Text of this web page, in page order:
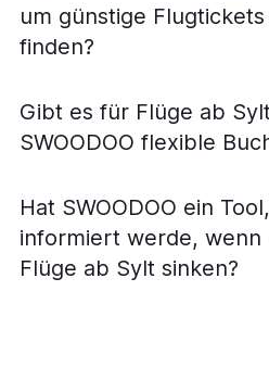
um günstige
finden?
Gibt es für Flüge ab
SWOODOO flexible
Hat SWOODOO ein
informiert werde, wenn
Flüge ab Sylt sinken?